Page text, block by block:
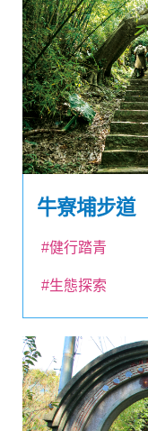
牛寮埔步道
#健行踏青
#生態探索